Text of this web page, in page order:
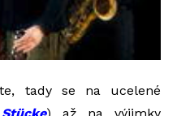
tady se na ucelené